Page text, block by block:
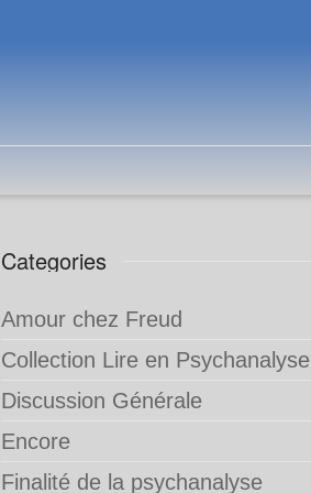
Categories
Amour chez Freud
Collection Lire en Psychanalyse
Discussion Générale
Encore
Finalité de la psychanalyse